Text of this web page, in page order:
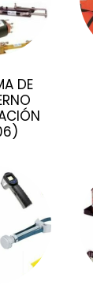
DE